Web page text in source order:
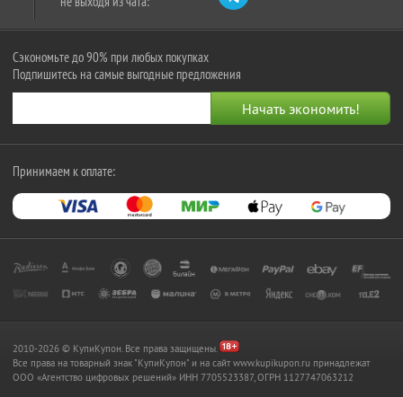
Сэкономьте до 90% при любых покупках
Подпишитесь на самые выгодные предложения
Принимаем к оплате:
2010-2026 © КупиКупон. Все права защищены.
Все права на товарный знак "КупиКупон" и на сайт www.kupikupon.ru принадлежат
OOO «Агентство цифровых решений» ИНН 7705523387, ОГРН 1127747063212